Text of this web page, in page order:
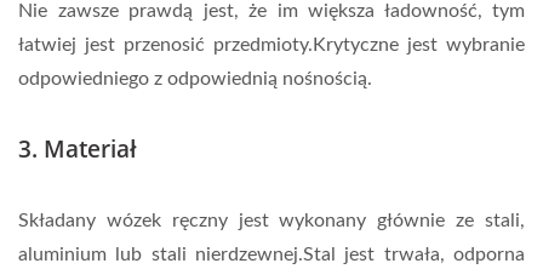
Nie zawsze prawdą jest, że im większa ładowność, tym
łatwiej jest przenosić przedmioty.Krytyczne jest wybranie
odpowiedniego z odpowiednią nośnością.
3. Materiał
Składany wózek ręczny jest wykonany głównie ze stali,
aluminium lub stali nierdzewnej.Stal jest trwała, odporna